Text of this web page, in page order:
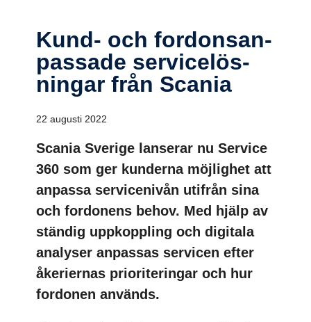
Kund- och fordon­san­
pas­sade service­lös­
ningar från Scania
22 augusti 2022
Scania Sverige lanserar nu Service
360 som ger kunderna möjlighet att
anpassa servicenivån utifrån sina
och fordonens behov. Med hjälp av
ständig uppkoppling och digitala
analyser anpassas servicen efter
åkeriernas prioriteringar och hur
fordonen används.